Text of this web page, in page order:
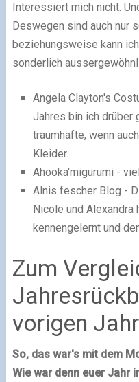
Interessiert mich nicht.
Deswegen sind auch nur
beziehungsweise kann
sonderlich
Angela Clayton's
Jahres bin ich drüber
traumhafte, wenn
Kleider.
Ahooka'migurumi -
Alnis fescher Blog -
Nicole und
kennengelernt und
Zum
vorigen
So, das war's mit dem
Wie war denn euer Jahr